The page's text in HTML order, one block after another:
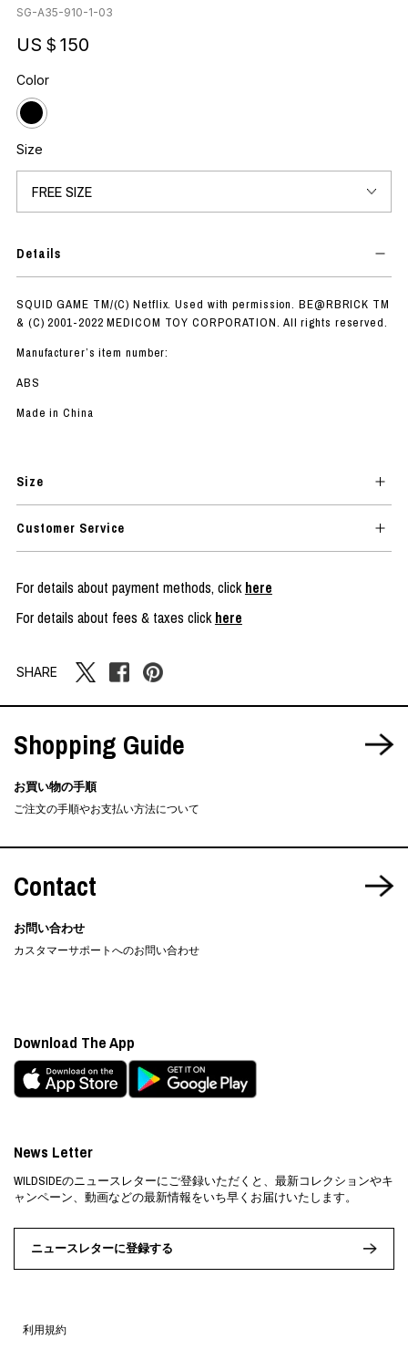
SG-A35-910-1-03
US＄150
Color
Size
Details
SQUID GAME TM/(C) Netflix. Used with permission. BE@RBRICK TM
& (C) 2001-2022 MEDICOM TOY CORPORATION. All rights reserved.
Manufacturer’s item number:
ABS
Made in China
Size
Customer Service
For details about payment methods, clickhere
For details about fees & taxes clickhere
SHARE
Shopping Guide
お買い物の手順
ご注文の手順やお支払い方法について
Contact
お問い合わせ
カスタマーサポートへのお問い合わせ
利用規約
News Letter
WILDSIDEのニュースレターにご登録いただくと、最新コレクションやキ
ャンペーン、動画などの最新情報をいち早くお届けいたします。
ニュースレターに登録する
Download The App